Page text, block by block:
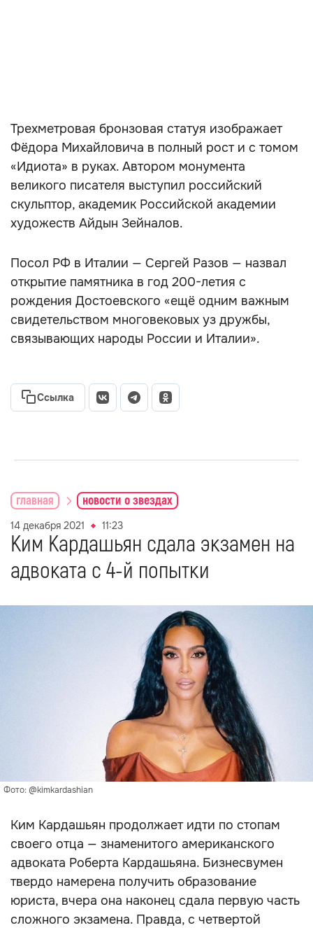
Трехметровая бронзовая статуя изображает
Фёдора Михайловича в полный рост и с томом
«Идиота» в руках. Автором монумента
великого писателя выступил российский
скульптор, академик Российской академии
художеств Айдын Зейналов.
Посол РФ в Италии — Сергей Разов — назвал
открытие памятника в год 200-летия с
рождения Достоевского «ещё одним важным
свидетельством многовековых уз дружбы,
связывающих народы России и Италии».
Ссылка
главная новости о звездах
14 декабря 2021 11:23
Ким Кардашьян сдала экзамен на
адвоката с 4-й попытки
Фото: @kimkardashian
Ким Кардашьян продолжает идти по стопам
своего отца — знаменитого американского
адвоката Роберта Кардашьяна. Бизнесвумен
твердо намерена получить образование
юриста, вчера она наконец сдала первую часть
сложного экзамена. Правда, с четвертой